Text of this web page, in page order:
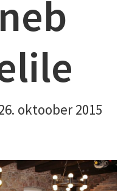
oktoober 2015